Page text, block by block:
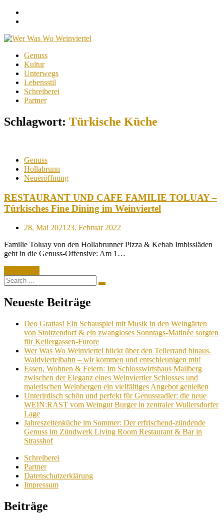
Skip
content
Genuss
Kultur
Unterwegs
Lebensstil
Schreiberei
Partner
Schlagwort: Türkische Küche
Genuss
Hollabrunn
Neueröffnung
RESTAURANT UND CAFE FAMILIE TOLUAY –
Türkisches Fine Dining im Weinviertel
Posted
28. Mai 2021 23. Februar 2022
Familie Toluay von den Hollabrunner Pizza & Kebab Imbissläden
geht in die Genuss-Offensive: Am 1…
Search
for:
Search
Neueste Beiträge
Deo Gratias! Ein Schauspiel mit Musik in den Weingärten
von Stoitzendorf & ein zwangloses Sonntags-Matinée sorgten
für Kellergassen-Furore
Wer Was Wo Weinviertel blickt über den Tellerrand hinaus.
Waldviertelbahn – wir kommen und entschleunigen mit!
Essen, Wohnen & Feiern: Im Schlosswirtshaus Mailberg
zwischen der Eleganz eines Weinviertler Schlosses und
malerischen Weinbergen ein vielfältiges Angebot genießen
Unterirdisch schön und perfekt für Genussradler: die neue
WEIN:RAST vom Weingut Burger in zentraler Wullersdorfer
Lage
Jahreszeitenküche im Sommer: Der erfrischend-zündende
Genuss im Zündwerk Living Room Restaurant & Bar in
Strasshof
Schreiberei
Partner
Datenschutzerklärung
Impressum
Beiträge